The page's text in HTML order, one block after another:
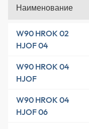
Наименование
W90 HROK 02
HJOF 04
W90 HROK 04
HJOF
W90 HROK 04
HJOF 06